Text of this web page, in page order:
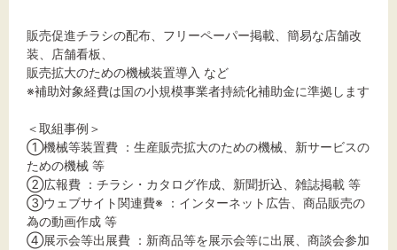
販売促進チラシの配布、フリーペーパー掲載、簡易な店舗改
装、店舗看板、
販売拡大のための機械装置導入 など
※補助対象経費は国の小規模事業者持続化補助金に準拠します
＜取組事例＞
①機械等装置費 ：生産販売拡大のための機械、新サービスの
ための機械 等
②広報費 ：チラシ・カタログ作成、新聞折込、雑誌掲載 等
③ウェブサイト関連費※ ：インターネット広告、商品販売の
為の動画作成 等
④展示会等出展費 ：新商品等を展示会等に出展、商談会参加